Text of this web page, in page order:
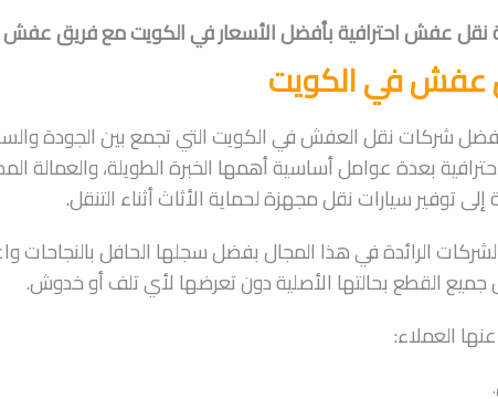
عفش احترافية بأفضل الأسعار في الكويت مع فريق
عفش في الكويت
شركات نقل العفش في الكويت التي تجمع بين الجودة
بعدة عوامل أساسية أهمها الخبرة الطويلة، والعمالة
إلى توفير سيارات نقل مجهزة لحماية الأثاث أثناء التنقل.
الرائدة في هذا المجال بفضل سجلها الحافل بالنجاحات
القطع بحالتها الأصلية دون تعرضها لأي تلف أو خدوش.
العملاء: